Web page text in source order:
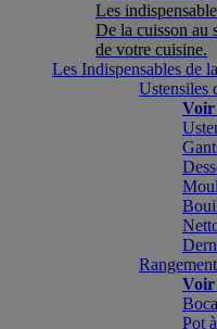
Les
De la cuisson au
de votre cuisine.
Les Indispensables de
Ustensiles
Voir
Voir
Pot